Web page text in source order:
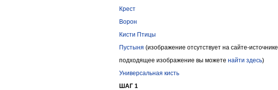
Крест
Ворон
Кисти Птицы
Пустыня (изображение отсутствует на сайте-источнике,
подходящее изображение вы можете найти здесь)
Универсальная кисть
ШАГ 1